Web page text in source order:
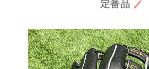
定番品